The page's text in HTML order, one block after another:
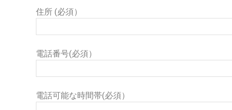
住所 (必須）
電話番号(必須）
電話可能な時間帯(必須）